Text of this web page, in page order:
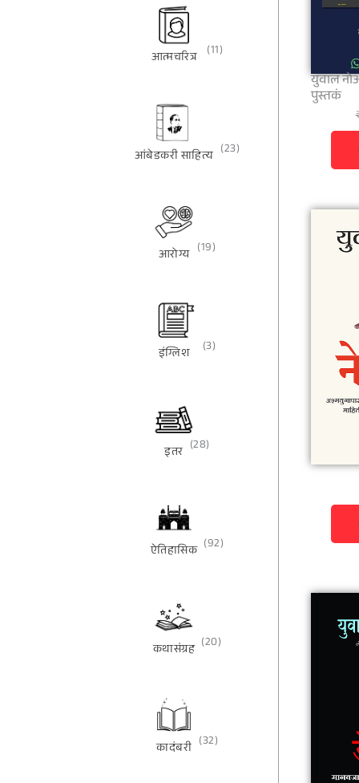
आत्मचरित्र (11)
आंबेडकरी साहित्य (23)
आरोग्य (19)
इंग्लिश (3)
इतर (28)
ऐतिहासिक (92)
कथासंग्रह (20)
कादंबरी (32)
युवाल नोआ
पुस्तकं